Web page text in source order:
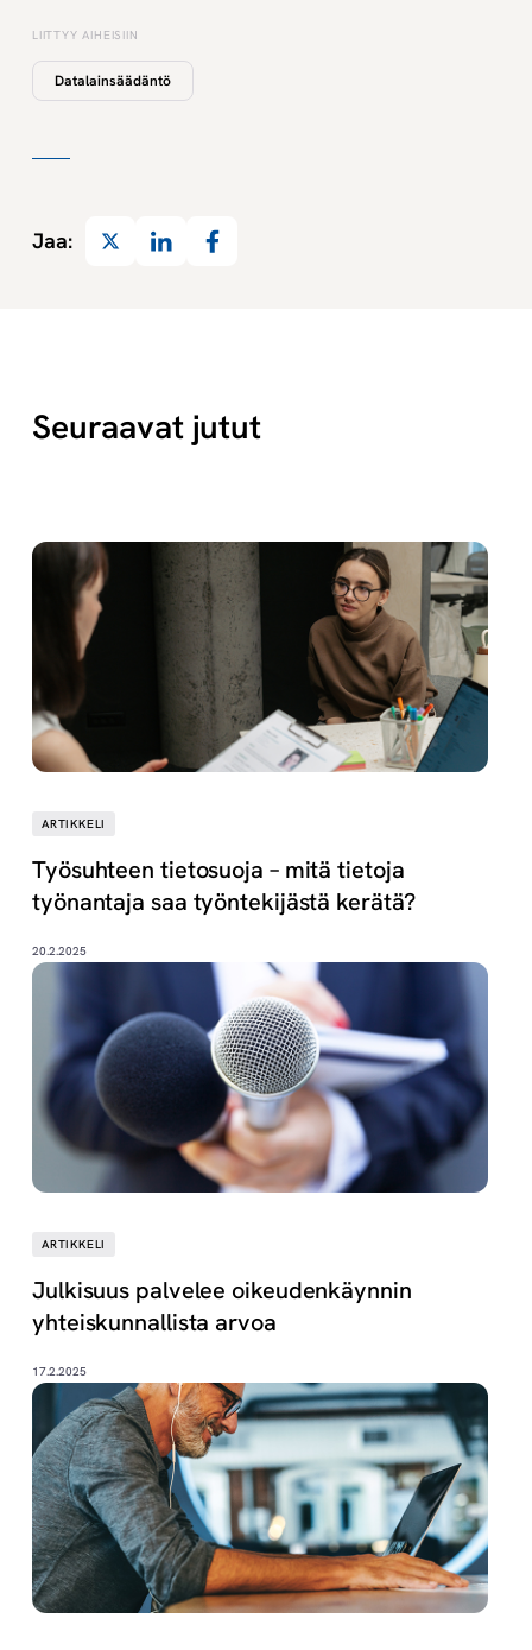
LIITTYY AIHEISIIN
Datalainsäädäntö
Jaa: Twitter LinkedIn
Seuraavat jutut
ARTIKKELI
Työsuhteen tietosuoja – mitä tietoja
työnantaja saa työntekijästä kerätä?
20.2.2025
ARTIKKELI
Julkisuus palvelee oikeudenkäynnin
yhteiskunnallista arvoa
17.2.2025